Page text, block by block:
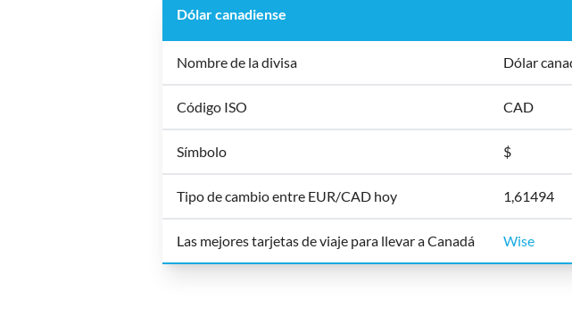
Dólar canadiense
Nombre de la divisa Dólar
Código ISO CAD
Símbolo $
Tipo de cambio entre EUR/CAD hoy 1,61494
Las mejores tarjetas de viaje para llevar a Canadá Wise